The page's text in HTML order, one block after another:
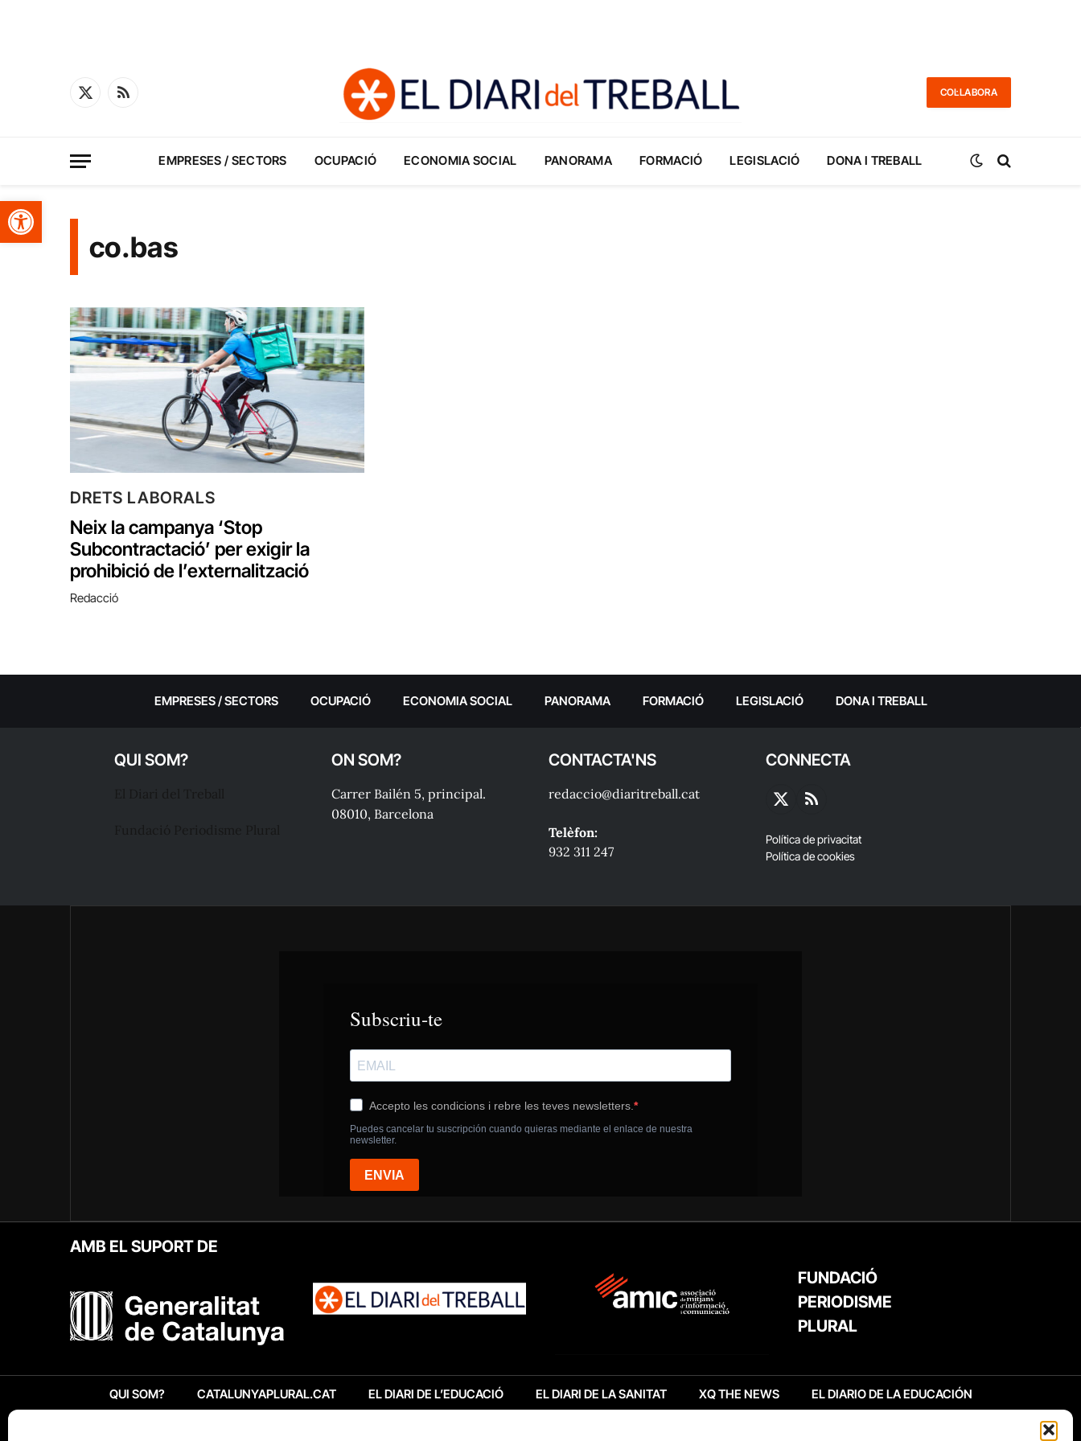
Obre la barra d'eines
X
RSS
COL·LABORA
EMPRESES / SECTORS OCUPACIÓ ECONOMIA SOCIAL PANORAMA FORMACIÓ LEGISLACIÓ DONA I TREBALL
co.bas
DRETS LABORALS
Neix la campanya ‘Stop
Subcontractació’ per exigir la
prohibició de l’externalització
Redacció
EMPRESES / SECTORS OCUPACIÓ ECONOMIA SOCIAL PANORAMA FORMACIÓ LEGISLACIÓ DONA I TREBALL
QUI SOM? ON SOM?
Carrer Bailén 5, principal.
08010, Barcelona
CONTACTA'NS
redaccio@diaritreball.cat
Telèfon:
932 311 247
CONNECTA
X
RSS
Política de privacitat
Política de cookies
AMB EL SUPORT DE
FUNDACIÓ
PERIODISME
PLURAL
QUI SOM? CATALUNYAPLURAL.CAT EL DIARI DE L’EDUCACIÓ EL DIARI DE LA SANITAT XQ THE NEWS EL DIARIO DE LA EDUCACIÓN